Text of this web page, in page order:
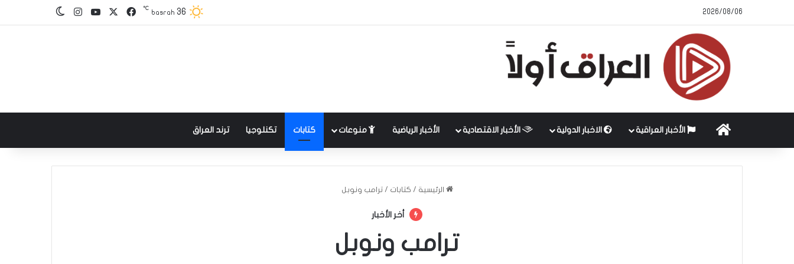
2026/08/06
basrah 36
℃ فيسبوك‫YouTube
انستقرامالوضع المظلم
الرئيسية الأخبار العراقية الاخبار الدولية الأخبار الاقتصادية الأخبار الرياضية منوعات كتابات تكنلوجيا ترند العراق
الرئيسية / كتابات / ترامب ونوبل
أخر الأخبار
ترامب ونوبل